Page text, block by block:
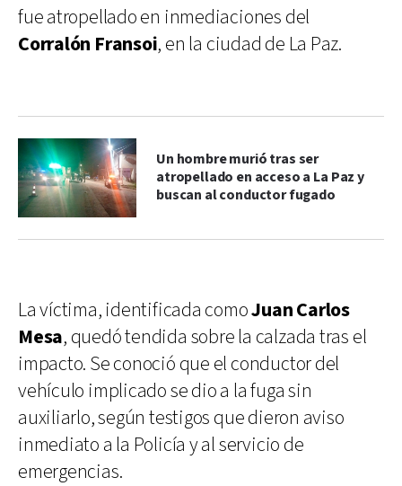
fue atropellado en inmediaciones del
Corralón Fransoi, en la ciudad de La Paz.
Un hombre murió tras ser
atropellado en acceso a La Paz y
buscan al conductor fugado
La víctima, identificada comoJuan Carlos
Mesa, quedó tendida sobre la calzada tras el
impacto. Se conoció que el conductor del
vehículo implicado se dio a la fuga sin
auxiliarlo, según testigos que dieron aviso
inmediato a la Policía y al servicio de
emergencias.